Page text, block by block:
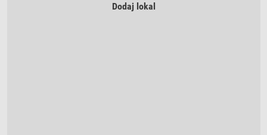
Dodaj lokal